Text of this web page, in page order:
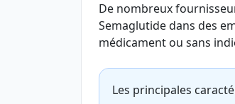
De nombreux
Semaglutide dans des
médicament ou sans
Les principales